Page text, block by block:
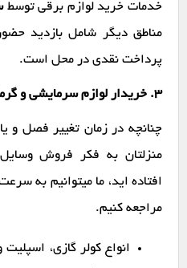
خدمات خرید لوازم برقی توسط
مناطق دیگر شامل بازدید
پرداخت نقدی در محل است.
۳. خریدار لوازم سرمایشی و گرمایشی
چنانچه در زمان تغییر فصل و
منزلتان به فکر فروش
افتاده اید، ما میتوانیم به
مراجعه کنیم.
انواع کولر گازی، اسپلیت